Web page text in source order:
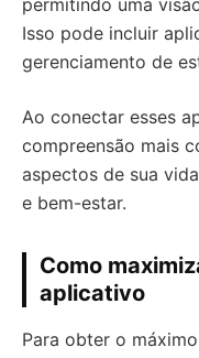
permitindo uma
Isso pode incluir
gerenciamento de
Ao conectar esses
compreensão mais
aspectos de sua
e bem-estar.
Como
aplicativo
Para obter o